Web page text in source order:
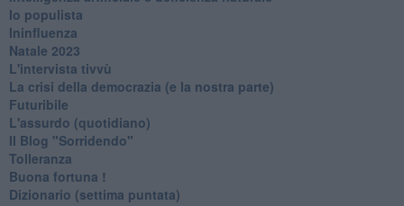
Io populista
Ininfluenza
Natale 2023
L'intervista tivvù
La crisi della democrazia (e la nostra parte)
Futuribile
L'assurdo (quotidiano)
Il Blog "Sorridendo"
Tolleranza
Buona fortuna !
​Dizionario (settima puntata)